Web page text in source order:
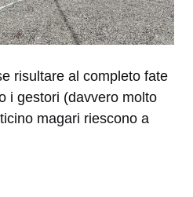
risultare al completo fate
i gestori (davvero molto
magari riescono a